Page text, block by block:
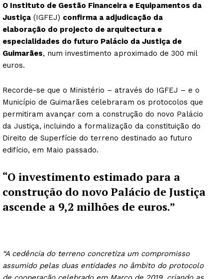
O Instituto de Gestão Financeira e Equipamentos da
Justiça (IGFEJ) confirma a adjudicação da
elaboração do projecto de arquitectura e
especialidades do futuro Palácio da Justiça de
Guimarães, num investimento aproximado de 300 mil
euros.
Recorde-se que o Ministério – através do IGFEJ – e o
Município de Guimarães celebraram os protocolos que
permitiram avançar com a construção do novo Palácio
da Justiça, incluindo a formalização da constituição do
Direito de Superfície do terreno destinado ao futuro
edifício, em Maio passado.
“O investimento estimado para a
construção do novo Palácio de Justiça
ascende a 9,2 milhões de euros.”
“A cedência do terreno concretiza um compromisso
assumido pelas duas entidades no âmbito do protocolo